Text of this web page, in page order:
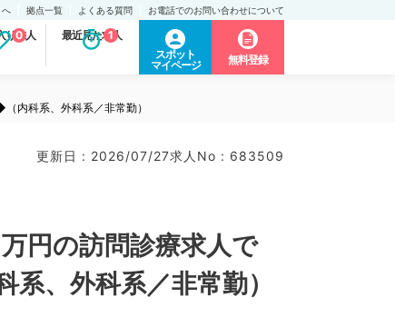
へ 拠点一覧 よくある質問 お電話でのお問い合わせについて
り求人
0 最近見た求人
1
スポット
マイページ
無料登録
内科系、外科系／非常勤）
更新日 : 2026/07/27求人No : 683509
円の訪問診療求人で
、外科系／非常勤）